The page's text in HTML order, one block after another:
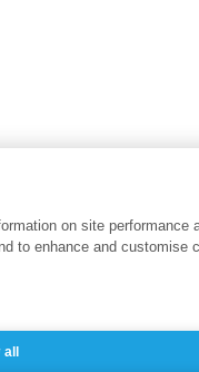
on site performance
to enhance and customise
all